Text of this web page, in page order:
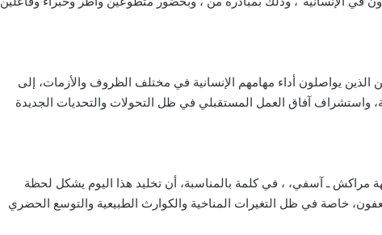
يواصلون أداء مهامهم الإنسانية في مختلف الظروف والأزمات، إلى
واستشراف آفاق العمل المستقبلي في ظل التحولات والتحديات الجديدة
مراكش ـ آسفي، ، في كلمة بالمناسبة، أن تخليد هذا اليوم يشكل لحظة
خاصة في ظل التغيرات المناخية والكوارث الطبيعية والتوسع الحضري